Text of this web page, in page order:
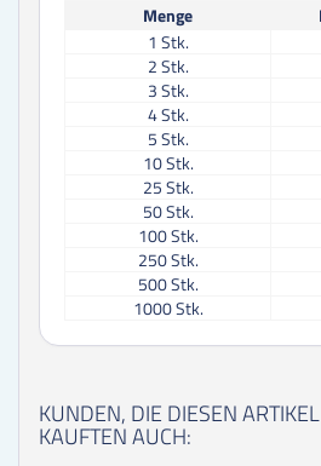
Menge
1 Stk.
2Stk.
3Stk.
4Stk.
5Stk.
10Stk.
25Stk.
50Stk.
100Stk.
250Stk.
500Stk.
1000Stk.
KUNDEN, DIE DIESEN
KAUFTEN AUCH: